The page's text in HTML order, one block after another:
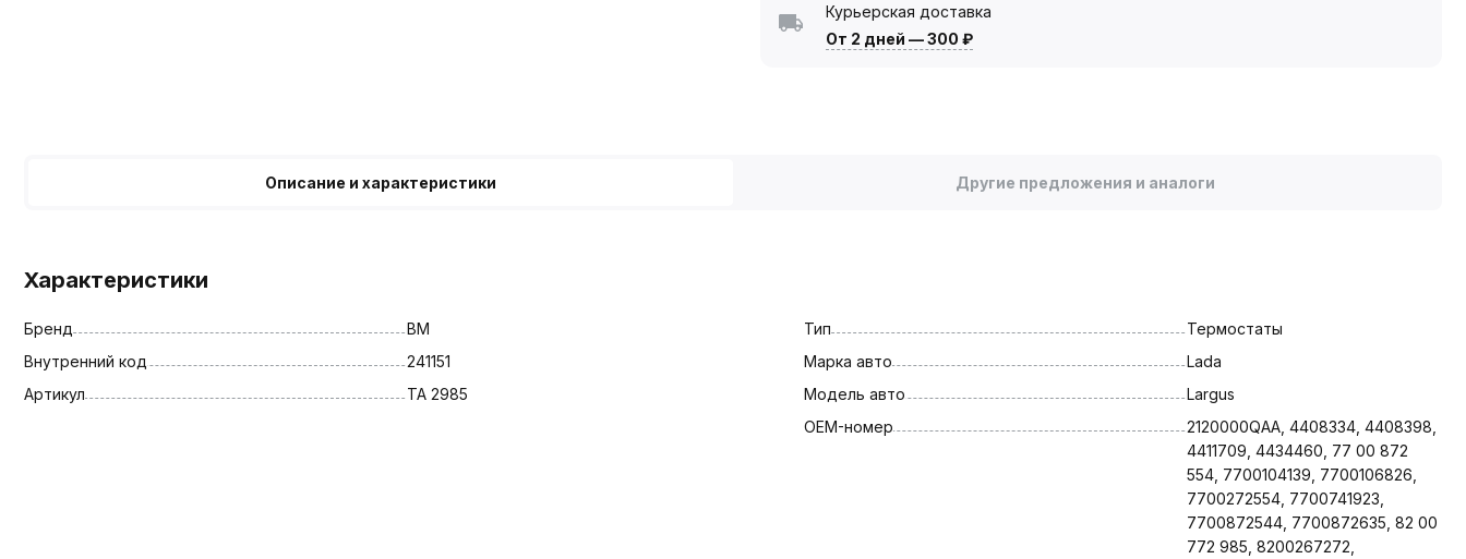
Курьерская доставка
От 2 дней —300 ₽
Описание и характеристики Другие предложения и аналоги
Характеристики
Бренд
BM
Внутренний код
241151
Артикул
TA 2985
Тип
Термостаты
Марка авто
Lada
Модель авто
Largus
OEM-номер
2120000QAA, 4408334, 4408398,
4411709, 4434460, 77 00 872
554, 7700104139, 7700106826,
7700272554, 7700741923,
7700872544, 7700872635, 82 00
772 985, 8200267272,